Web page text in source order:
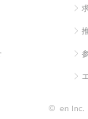
© en Inc.